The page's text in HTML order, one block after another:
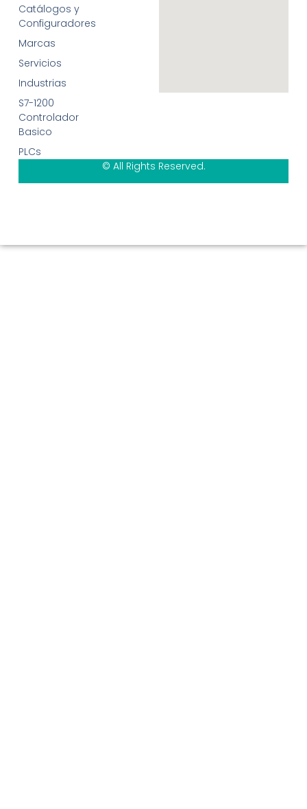
Catálogos y
Configuradores
Marcas
Servicios
Industrias
S7-1200
Controlador
Basico
PLCs
© All Rights Reserved.